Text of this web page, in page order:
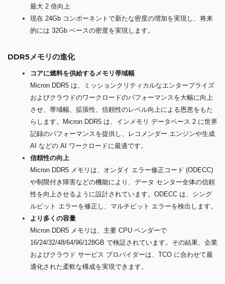
最大 2 倍向上
現在 24Gb コンポーネントで新たな密度の増加を実現し、将来
的には 32Gb ベースの密度を実現します。
DDR5メモリの進化
コアに燃料を供給するメモリ帯域幅
Micron DDR5 は、ミッションクリティカルなエンタープライズ
およびクラウドのワークロードのパフォーマンスを大幅に向上
させ、帯域幅、拡張性、信頼性のレベル向上による恩恵をもた
らします。Micron DDR5 は、インメモリ データベース 2 に世界
記録のパフォーマンスを提供し、レコメンダー エンジンや生成
AI などの AI ワークロードに最適です。
信頼性の向上
Micron DDR5 メモリは、オンダイ エラー修正コード (ODECC)
や制限付き障害などの機能により、データ センター全体の信頼
性を向上させるように設計されています。ODECC は、シング
ルビット エラーを修正し、マルチビット エラーを検出します。
より多くの容量
Micron DDR5 メモリは、主要 CPU ベンダーで
16/24/32/48/64/96/128GB で検証されています。その結果、企業
およびクラウド サービス プロバイダーは、TCO に合わせて最
適化された柔軟な構成を実現できます。